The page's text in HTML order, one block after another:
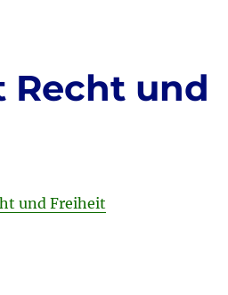
Recht und
und Freiheit